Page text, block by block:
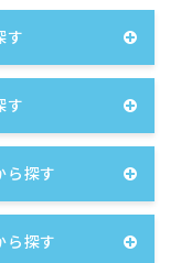
す
す
ら探す
ら探す